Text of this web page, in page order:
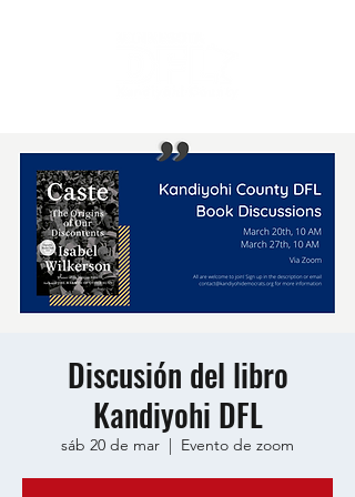
Discusión del libro
Kandiyohi DFL
sáb 20 de mar
  |
Evento de zoom